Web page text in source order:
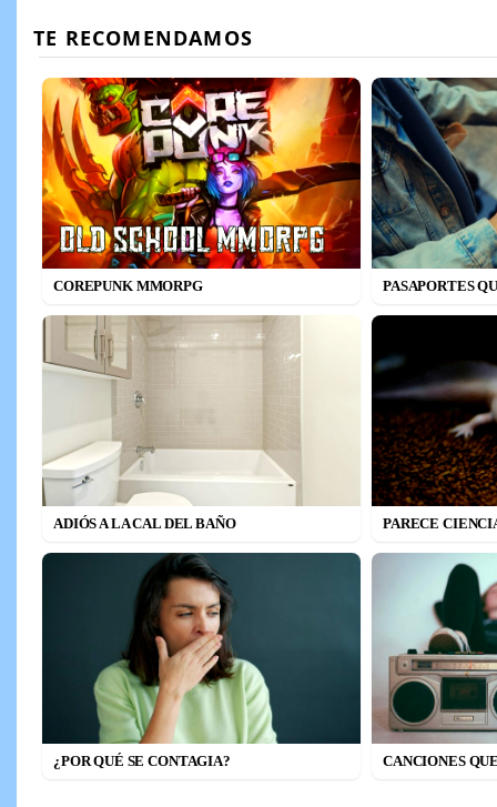
COREPUNK MMORPG PASAPORTES
ADIÓS A LA CAL DEL BAÑO PARECE
¿POR QUÉ SE CONTAGIA? CANCIONES